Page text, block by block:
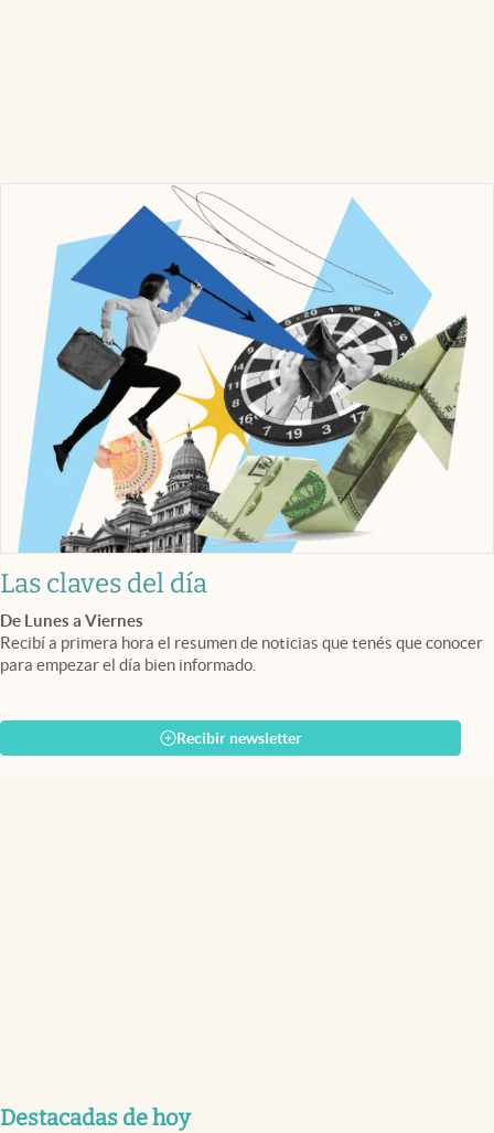
Las claves del día
De Lunes a Viernes
Recibí a primera hora el resumen de noticias que tenés que conocer
para empezar el día bien informado.
Recibir newsletter
Destacadas de hoy